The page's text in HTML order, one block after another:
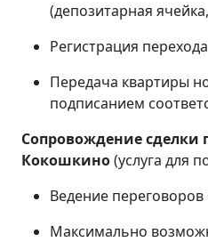
(депозитарная
Регистрация
Передача квартиры
подписанием
Сопровождение сделки
Кокошкино(услуга для
Ведение
Максимально